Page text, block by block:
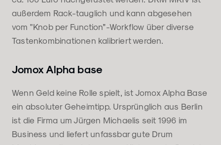
außerdem Rack-tauglich und kann abgesehen
vom "Knob per Function”-Workflow über diverse
Tastenkombinationen kalibriert werden.
Jomox Alpha base
Wenn Geld keine Rolle spielt, ist Jomox Alpha Base
ein absoluter Geheimtipp. Ursprünglich aus Berlin
ist die Firma um Jürgen Michaelis seit 1996 im
Business und liefert unfassbar gute Drum